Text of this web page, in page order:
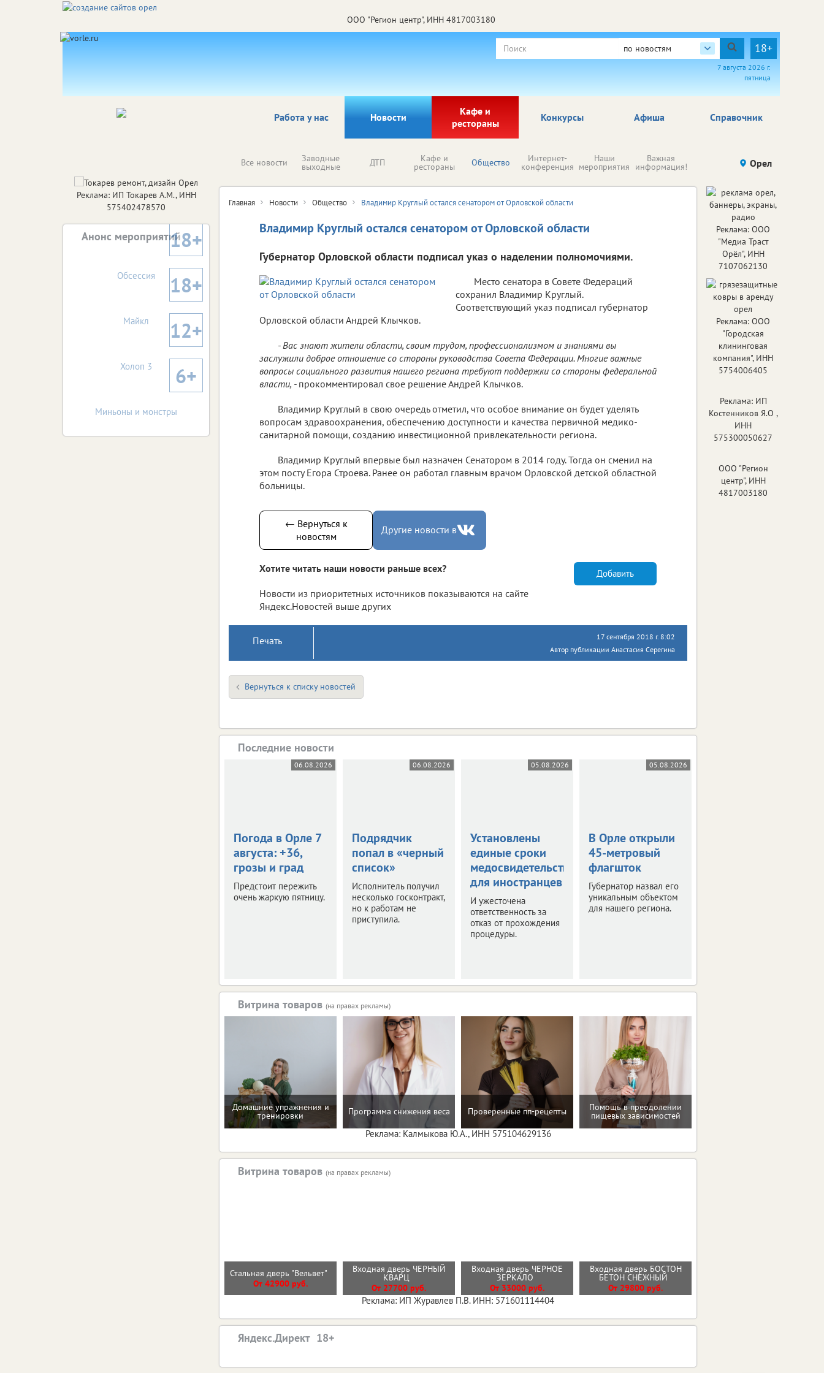
ООО "Регион центр", ИНН 4817003180
по новостям 18+
7 августа 2026 г.
пятница
Работа у нас Новости
Кафе и
рестораны
Афиша Справочник
Конкурсы
Все новости Заводные
выходные ДТП Кафе и
рестораны Общество Интернет-
конференция
Наши
мероприятия
Важная
информация! Происшествия Здоровье
Орел
Главная Новости Общество Владимир Круглый остался сенатором от Орловской области
Владимир Круглый остался сенатором от Орловской области
Губернатор Орловской области подписал указ о наделении полномочиями.
Место сенатора в Совете Федераций
сохранил Владимир Круглый.
Соответствующий указ подписал губернатор
Орловской области Андрей Клычков.
- Вас знают жители области, своим трудом, профессионализмом и знаниями вы
заслужили доброе отношение со стороны руководства Совета Федерации. Многие важные
вопросы социального развития нашего региона требуют поддержки со стороны федеральной
власти, - прокомментировал свое решение Андрей Клычков.
Владимир Круглый в свою очередь отметил, что особое внимание он будет уделять
вопросам здравоохранения, обеспечению доступности и качества первичной медико-
санитарной помощи, созданию инвестиционной привлекательности региона.
Владимир Круглый впервые был назначен Сенатором в 2014 году. Тогда он сменил на
этом посту Егора Строева. Ранее он работал главным врачом Орловской детской областной
больницы.
← Вернуться к
новостям
Другие новости в
Хотите читать наши новости раньше всех?
Новости из приоритетных источников показываются на сайте
Яндекс.Новостей выше других
Добавить
Печать
17 сентября 2018 г. 8:02
Автор публикации Анастасия Серегина
Вернуться к списку новостей
Последние новости
06.08.2026
Погода в Орле 7
августа: +36,
грозы и град
Предстоит пережить
очень жаркую пятницу.
06.08.2026
Подрядчик
попал в «черный
список»
Исполнитель получил
несколько госконтракт,
но к работам не
приступила.
05.08.2026
Установлены
единые сроки
медосвидетельствования
для иностранцев
И ужесточена
ответственность за
отказ от прохождения
процедуры.
05.08.2026
В Орле открыли
45-метровый
флагшток
Губернатор назвал его
уникальным объектом
для нашего региона.
Витрина товаров (на правах рекламы)
Домашние упражнения и
тренировки Программа снижения веса Проверенные пп-рецепты Помощь в преодолении
пищевых зависимостей
Реклама: Калмыкова Ю.А., ИНН 575104629136
Витрина товаров (на правах рекламы)
Стальная дверь "Вельвет"
От 42900 руб.
Входная дверь ЧЕРНЫЙ
КВАРЦ
От 27700 руб.
Входная дверь ЧЕРНОЕ
ЗЕРКАЛО
От 33000 руб.
Входная дверь БОСТОН
БЕТОН СНЕЖНЫЙ
От 29800 руб.
Реклама: ИП Журавлев П.В. ИНН: 571601114404
Яндекс.Директ
Реклама: ИП Токарев А.М., ИНН
575402478570
Анонс мероприятий18+
Обсессия 18+
Майкл 12+
Холоп 3 6+
Миньоны и монстры
Реклама: ООО
"Медиа Траст
Орёл", ИНН
7107062130
Реклама: ООО
"Городская
клининговая
компания", ИНН
5754006405
Реклама: ИП
Костенников Я.О ,
ИНН
575300050627
ООО "Регион
центр", ИНН
4817003180